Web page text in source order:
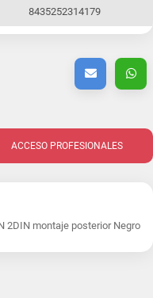
8435252314179
ACCESO PROFESIONALES
2DIN montaje posterior Negro